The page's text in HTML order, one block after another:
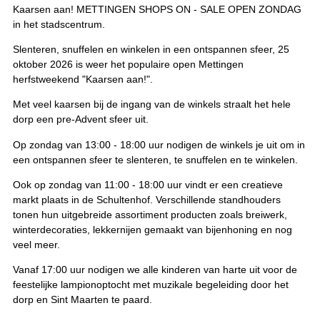
Kaarsen aan! METTINGEN SHOPS ON - SALE OPEN ZONDAG
in het stadscentrum.
Slenteren, snuffelen en winkelen in een ontspannen sfeer, 25
oktober 2026 is weer het populaire open Mettingen
herfstweekend "Kaarsen aan!".
Met veel kaarsen bij de ingang van de winkels straalt het hele
dorp een pre-Advent sfeer uit.
Op zondag van 13:00 - 18:00 uur nodigen de winkels je uit om in
een ontspannen sfeer te slenteren, te snuffelen en te winkelen.
Ook op zondag van 11:00 - 18:00 uur vindt er een creatieve
markt plaats in de Schultenhof. Verschillende standhouders
tonen hun uitgebreide assortiment producten zoals breiwerk,
winterdecoraties, lekkernijen gemaakt van bijenhoning en nog
veel meer.
Vanaf 17:00 uur nodigen we alle kinderen van harte uit voor de
feestelijke lampionoptocht met muzikale begeleiding door het
dorp en Sint Maarten te paard.